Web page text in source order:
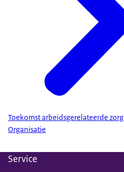
Toekomst arbeidsgerelateerde zorg
Organisatie
Service